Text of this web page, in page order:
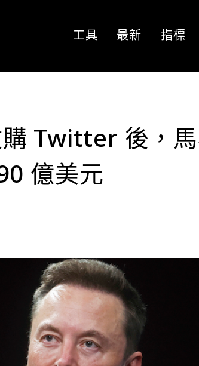
工具 最新 指標
Twitter 後，
億美元